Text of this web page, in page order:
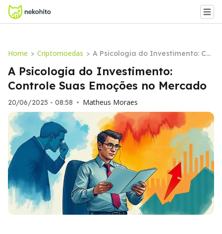
Home > Criptomoedas > A Psicologia do Investimento: Co
ntrole Suas Emoções no Mercado
A Psicologia do Investimento:
Controle Suas Emoções no Mercado
20/06/2025 - 08:58 • Matheus Moraes